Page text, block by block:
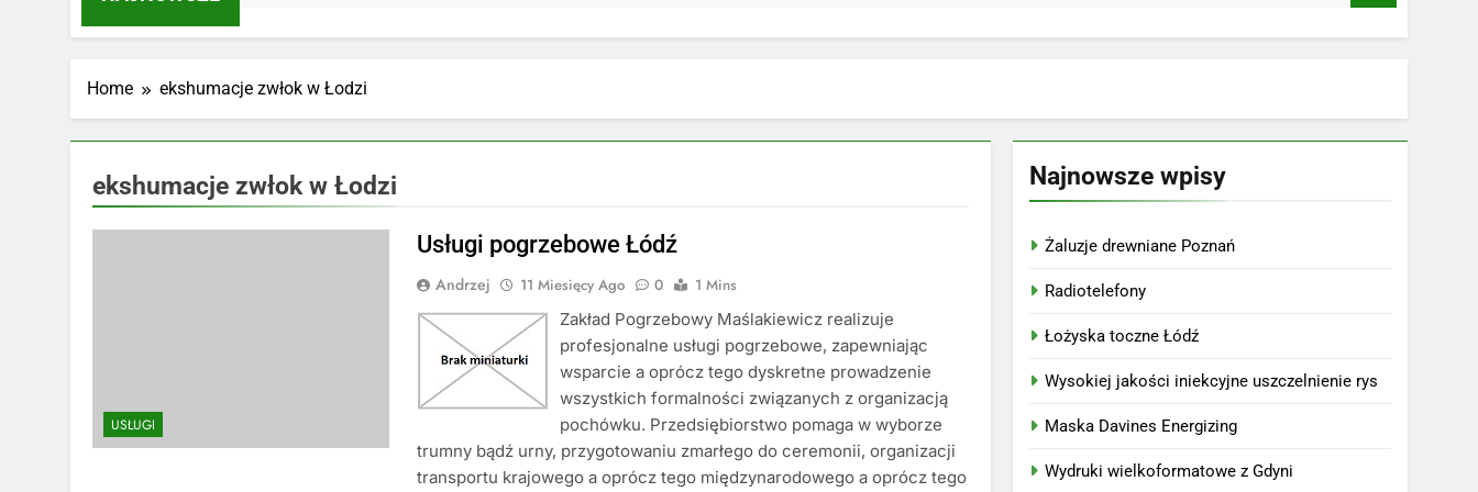
Home ekshumacje zwłok w Łodzi
ekshumacje zwłok w Łodzi
USŁUGI
Usługi pogrzebowe Łódź
Andrzej 11 Miesięcy Ago 0
1 Mins
Zakład Pogrzebowy Maślakiewicz realizuje
profesjonalne usługi pogrzebowe, zapewniając
wsparcie a oprócz tego dyskretne prowadzenie
wszystkich formalności związanych z organizacją
pochówku. Przedsiębiorstwo pomaga w wyborze
trumny bądź urny, przygotowaniu zmarłego do ceremonii, organizacji
transportu krajowego a oprócz tego międzynarodowego a oprócz tego
Najnowsze wpisy
Żaluzje drewniane Poznań
Radiotelefony
Łożyska toczne Łódź
Wysokiej jakości iniekcyjne uszczelnienie rys
Maska Davines Energizing
Wydruki wielkoformatowe z Gdyni